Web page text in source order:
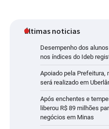
últimas noticias
Desempenho dos
nos índices do Ideb
Apoiado pela Prefeitura,
será realizado em
Após enchentes e
liberou R$ 89 milhões
negócios em Minas